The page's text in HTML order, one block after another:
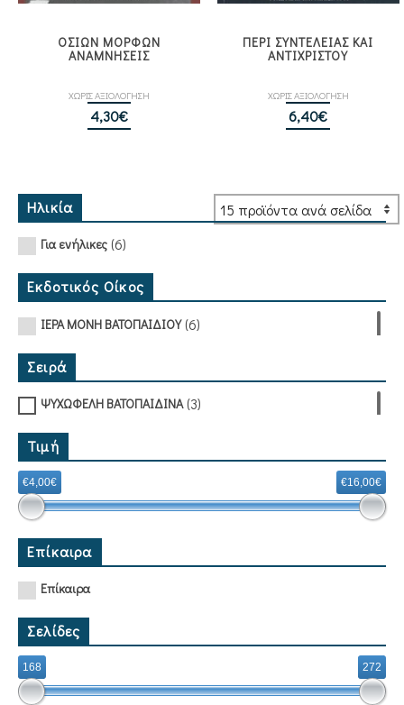
ΟΣΙΩΝ ΜΟΡΦΩΝ
ΑΝΑΜΝΗΣΕΙΣ
ΧΩΡΙΣ ΑΞΙΟΛΟΓΗΣΗ
4,30€
ΠΕΡΙ ΣΥΝΤΕΛΕΙΑΣ ΚΑΙ
ΑΝΤΙΧΡΙΣΤΟΥ
ΧΩΡΙΣ ΑΞΙΟΛΟΓΗΣΗ
6,40€
Ηλικία
Για ενήλικες (6)
Εκδοτικός Οίκος
ΙΕΡΑ ΜΟΝΗ ΒΑΤΟΠΑΙΔΙΟΥ(6)
Σειρά
ΨΥΧΩΦΕΛΗ ΒΑΤΟΠΑΙΔΙΝΑ(3)
Τιμή
€4,00€ €16,00€
Επίκαιρα
Επίκαιρα
Σελίδες
168 272